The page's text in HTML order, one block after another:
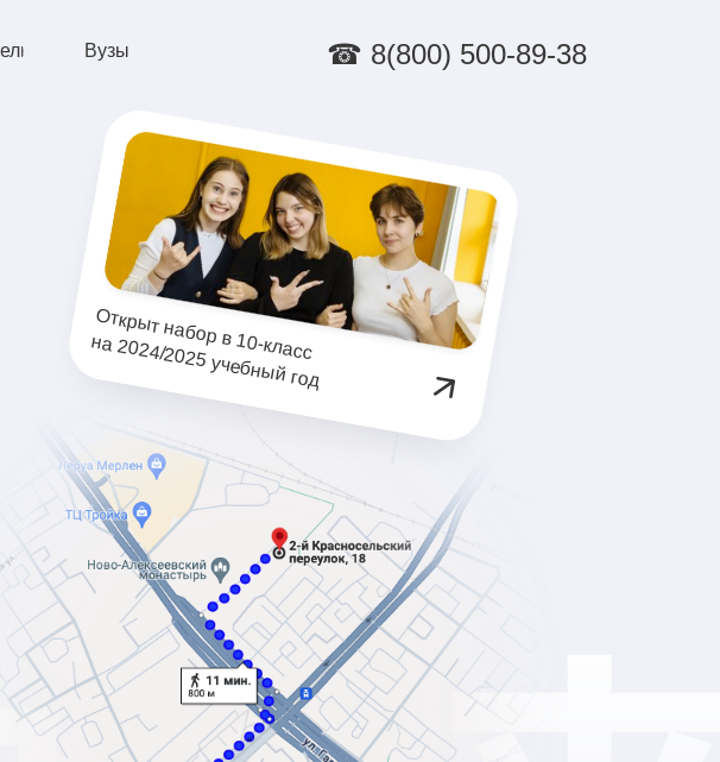
☎ 8(800) 500-89-38
Вузы
О
ткры
т набор в 10-класс
на 2024/2025 учебны
й год
Зачисление в ТОПовые университеты Китая
Распределение грантов по итогам успеваемости на IFP
Фокус на необходимых предметах по ЕГЭ и важных